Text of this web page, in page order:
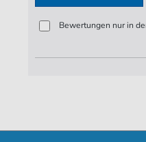
Bewertungen nur in